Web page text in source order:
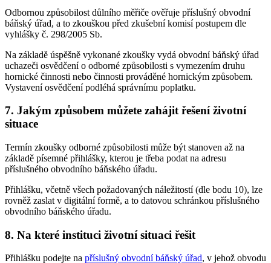
Odbornou způsobilost důlního měřiče ověřuje příslušný obvodní
báňský úřad, a to zkouškou před zkušební komisí postupem dle
vyhlášky č. 298/2005 Sb.
Na základě úspěšně vykonané zkoušky vydá obvodní báňský úřad
uchazeči osvědčení o odborné způsobilosti s vymezením druhu
hornické činnosti nebo činnosti prováděné hornickým způsobem.
Vystavení osvědčení podléhá správnímu poplatku.
7. Jakým způsobem můžete zahájit řešení životní
situace
Termín zkoušky odborné způsobilosti může být stanoven až na
základě písemné přihlášky, kterou je třeba podat na adresu
příslušného obvodního báňského úřadu.
Přihlášku, včetně všech požadovaných náležitostí (dle bodu 10), lze
rovněž zaslat v digitální formě, a to datovou schránkou příslušného
obvodního báňského úřadu.
8. Na které instituci životní situaci řešit
Přihlášku podejte na příslušný obvodní báňský úřad, v jehož obvodu